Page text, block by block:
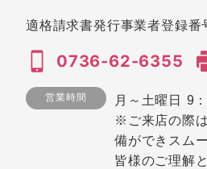
適格請求書発行事業者登録番
0736-62-6355
営業時間
月～土曜日 9
※ご来店の際
備ができスム
皆様のご理解